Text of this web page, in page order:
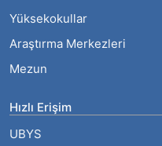
Yüksekokullar
Araştırma Merkezleri
Mezun
Hızlı Erişim
UBYS